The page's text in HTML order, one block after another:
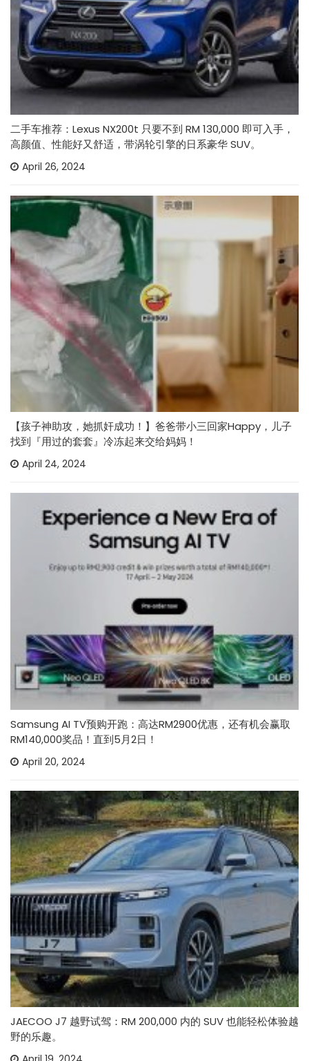
二手车推荐：Lexus NX200t 只要不到 RM 130,000 即可入手，
高颜值、性能好又舒适，带涡轮引擎的日系豪华 SUV。
April 26, 2024
【孩子神助攻，她抓奸成功！】爸爸带小三回家Happy，儿子
找到『用过的套套』冷冻起来交给妈妈！
April 24, 2024
Samsung AI TV预购开跑：高达RM2900优惠，还有机会赢取
RM140,000奖品！直到5月2日！
April 20, 2024
JAECOO J7 越野试驾：RM 200,000 内的 SUV 也能轻松体验越
野的乐趣。